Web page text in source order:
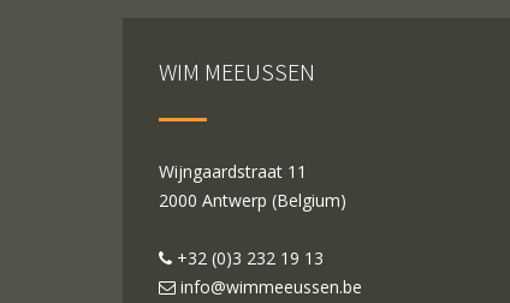
WIM MEEUSSEN
Wijngaardstraat 11
2000 Antwerp (Belgium)
+32 (0)3 232 19 13
info@wimmeeussen.be